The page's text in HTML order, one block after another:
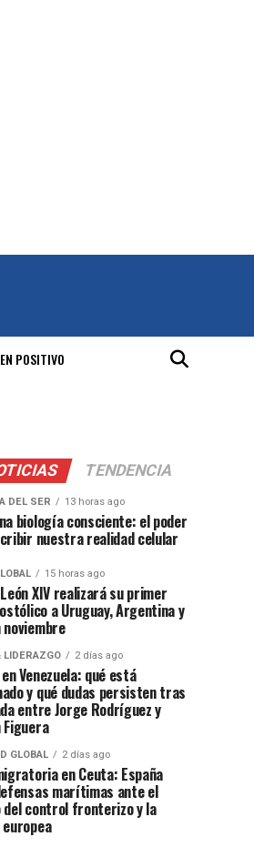
EN POSITIVO
TENDENCIA
DEL SER 13 horas ago
biología consciente: el poder
nuestra realidad celular
15 horas ago
XIV realizará su primer
a Uruguay, Argentina y
noviembre
LIDERAZGO 2 días ago
Venezuela: qué está
y qué dudas persisten tras
entre Jorge Rodríguez y
Figuera
GLOBAL 2 días ago
en Ceuta: España
marítimas ante el
del control fronterizo y la